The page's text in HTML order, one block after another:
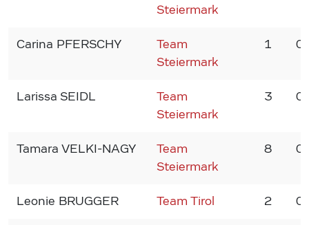
Steiermark
Carina PFERSCHY
Team
Steiermark
1 0
Larissa SEIDL
Team
Steiermark
3 0
Tamara VELKI-NAGY
Team
Steiermark
8 0
Leonie BRUGGER Team Tirol 2 0